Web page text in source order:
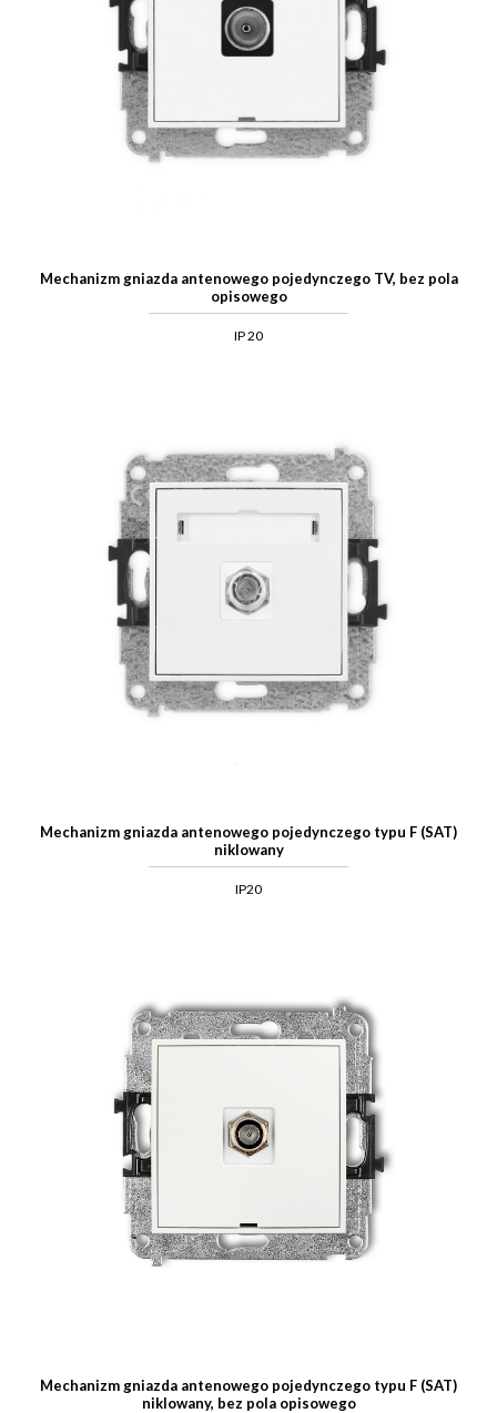
Mechanizm gniazda antenowego pojedynczego TV, bez pola
opisowego
IP 20
Mechanizm gniazda antenowego pojedynczego typu F (SAT)
niklowany
IP20
Mechanizm gniazda antenowego pojedynczego typu F (SAT)
niklowany, bez pola opisowego